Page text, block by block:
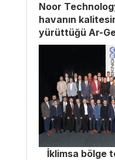
Noor
havanın
yürüttüğü Ar-Ge
İklimsa bölge